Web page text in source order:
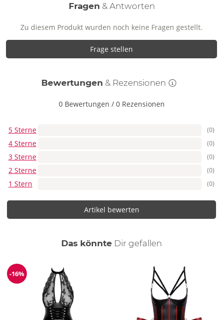
Fragen & Antworten
Zu diesem Produkt wurden noch keine Fragen gestellt.
Frage stellen
Bewertungen & Rezensionen
0 Bewertungen / 0 Rezensionen
5 Sterne (0)
4 Sterne (0)
3 Sterne (0)
2 Sterne (0)
1 Stern (0)
Artikel bewerten
Das könnte Dir auch
gefallen
Reduzierung
-16%